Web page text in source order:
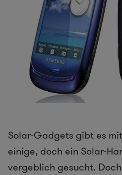
Solar-Gadgets gibt es
einige, doch ein Solar-
vergeblich gesucht.